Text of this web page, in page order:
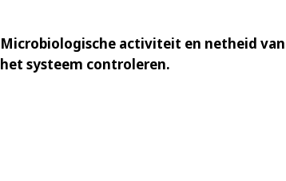
Microbiologische activiteit en netheid van
het systeem controleren.